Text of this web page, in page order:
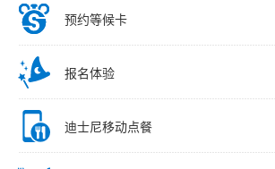
预约等候卡
报名体验
迪士尼移动点餐